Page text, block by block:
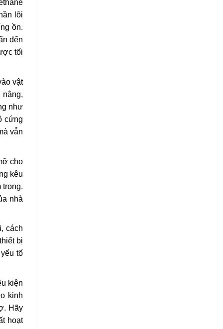
lõi
ồn.
đến
tối
vật
nâng,
như
cứng
vẫn
cho
kêu
trọng.
nhà
cách
bị
tố
kiện
kinh
Hãy
hoạt